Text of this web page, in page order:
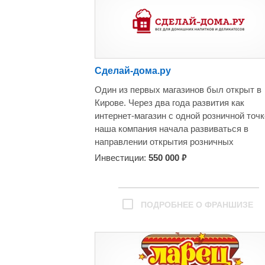
Если вы мечтаете нести людям радость
яркие эмоции, значит, это предложение
Сделай-дома.ру
Один из первых магазинов был открыт в
Кирове. Через два года развития как
интернет-магазин с одной розничной
наша компания начала развиваться в
направлении открытия розничных
магазинчиков данной тематики.
менее 50 тыс. человек.
пищи становится у наших покупателей
хобби, и они становятся постоянными и
любимыми клиентами. В наших
Инвестиции:550 000₽
ПОДРОБНЕЕ О ФРАНШИЗЕ